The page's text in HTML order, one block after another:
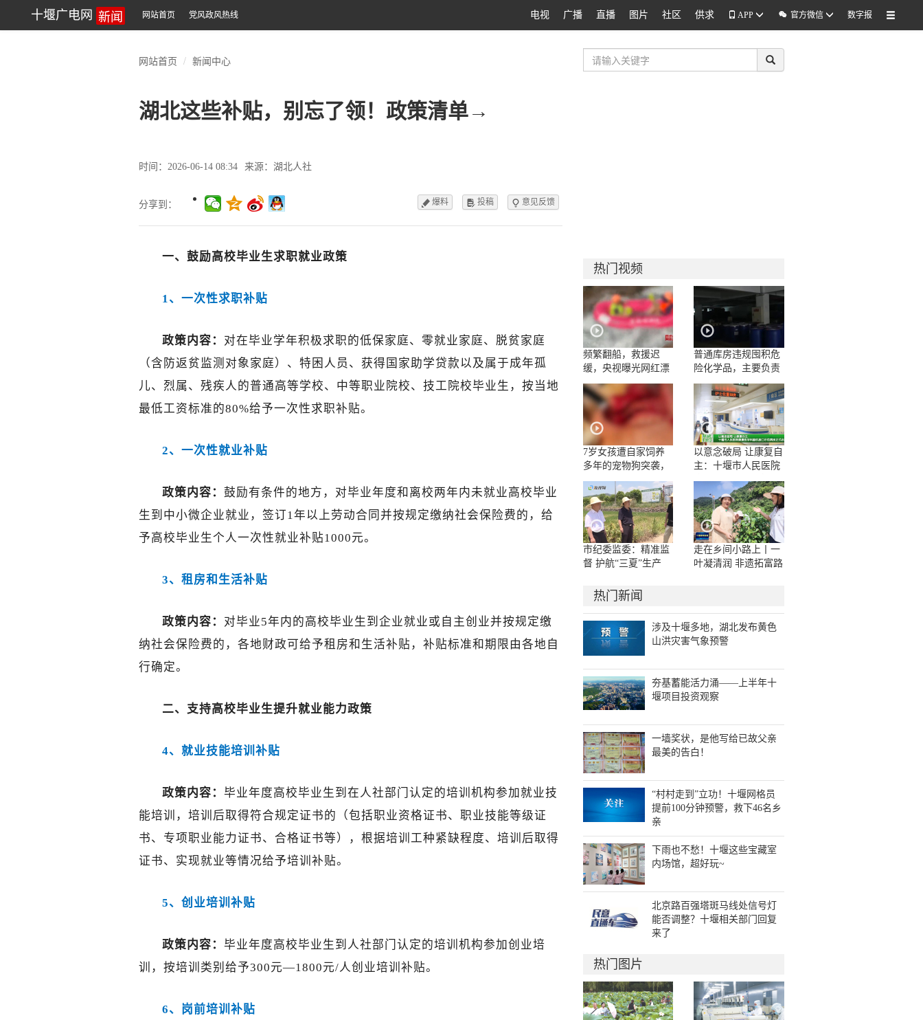
十堰广电网 新闻 网站首页 党风政风热线 电视 广播 直播 图片 社区 供求 APP  官方微信 数字报
网站首页 新闻中心
湖北这些补贴，别忘了领！政策清单→
时间：2026-06-14 08:34 来源：湖北人社
分享到： 爆料  投稿  意见反馈
一、 鼓励高校毕业生求职就业政策
1、一次性求职补贴
政策内容： 对在毕业学年积极求职的低保家庭、零就业家庭、脱贫家庭
（含防返贫监测对象家庭）、特困人员、获得国家助学贷款以及属于成年孤
儿、烈属、残疾人的普通高等学校、中等职业院校、技工院校毕业生，按当地
最低工资标准的80%给予一次性求职补贴。
2、一次性就业补贴
政策内容： 鼓励有条件的地方，对毕业年度和离校两年内未就业高校毕业
生到中小微企业就业，签订1年以上劳动合同并按规定缴纳社会保险费的，给
予高校毕业生个人一次性就业补贴1000元。
3、租房和生活补贴
政策内容： 对毕业5年内的高校毕业生到企业就业或自主创业并按规定缴
纳社会保险费的，各地财政可给予租房和生活补贴，补贴标准和期限由各地自
行确定。
二、 支持高校毕业生提升就业能力政策
4、就业技能培训补贴
政策内容： 毕业年度高校毕业生到在人社部门认定的培训机构参加就业技
能培训，培训后取得符合规定证书的（包括职业资格证书、职业技能等级证
书、专项职业能力证书、合格证书等），根据培训工种紧缺程度、培训后取得
证书、实现就业等情况给予培训补贴。
5、创业培训补贴
政策内容： 毕业年度高校毕业生到人社部门认定的培训机构参加创业培
训，按培训类别给予300元—1800元/人创业培训补贴。
6、岗前培训补贴
热门视频
频繁翻船，救援迟
缓，央视曝光网红漂
流乱象
普通库房违规囤积危
险化学品，主要负责
人一问三不知
7岁女孩遭自家饲养
多年的宠物狗突袭，
面部被咬伤10多处，
嘴唇被撕裂
以意念破局 让康复自
主：十堰市人民医院
康复医学科脑机接口
示范病房正式启用
市纪委监委：精准监
督 护航“三夏”生产
走在乡间小路上丨一
叶凝清润 非遗拓富路
热门新闻
涉及十堰多地，湖北发布黄色
山洪灾害气象预警
夯基蓄能活力涌——上半年十
堰项目投资观察
一墙奖状，是他写给已故父亲
最美的告白！
“村村走到”立功！十堰网格员
提前100分钟预警，救下46名乡
亲
下雨也不愁！十堰这些宝藏室
内场馆，超好玩~
北京路百强塔斑马线处信号灯
能否调整？十堰相关部门回复
来了
热门图片